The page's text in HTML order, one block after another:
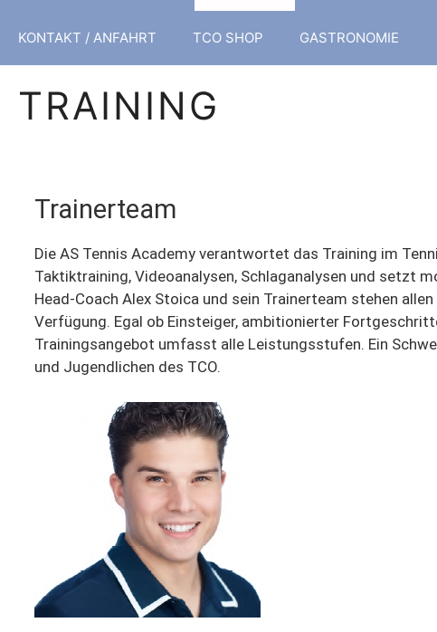
KONTAKT / ANFAHRT TCO SHOP GASTRONOMIE
TRAINING
Trainerteam
Die AS Tennis Academy verantwortet das Training im
Taktiktraining, Videoanalysen, Schlaganalysen und setzt
Head-Coach Alex Stoica und sein Trainerteam stehen
Verfügung. Egal ob Einsteiger, ambitionierter
Trainingsangebot umfasst alle Leistungsstufen. Ein
und Jugendlichen des TCO.